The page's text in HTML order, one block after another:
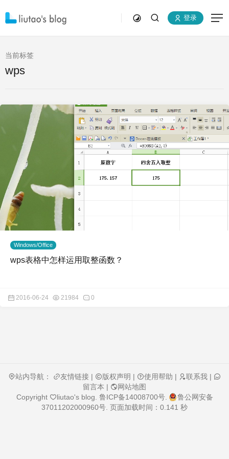
登录
当前标签
wps
Windows/Office
wps表格中怎样运用取整函数？
2016-06-24 21984 0
站内导航： 友情链接 | 版权声明 | 使用帮助 | 联系我 |
留言本 |
网站地图
Copyright
liutao's blog 鲁ICP备14008700号.
鲁公网安备
37011202000960号 . 页面加载时间：0.141 秒